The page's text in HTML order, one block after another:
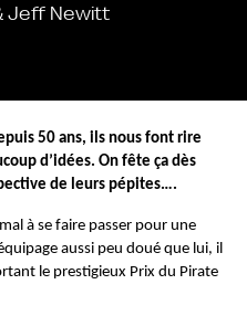
Jeff Newitt
50 ans, ils nous font rire
d’idées. On fête ça dès
de leurs pépites….
à se faire passer pour une
aussi peu doué que lui, il
le prestigieux Prix du Pirate